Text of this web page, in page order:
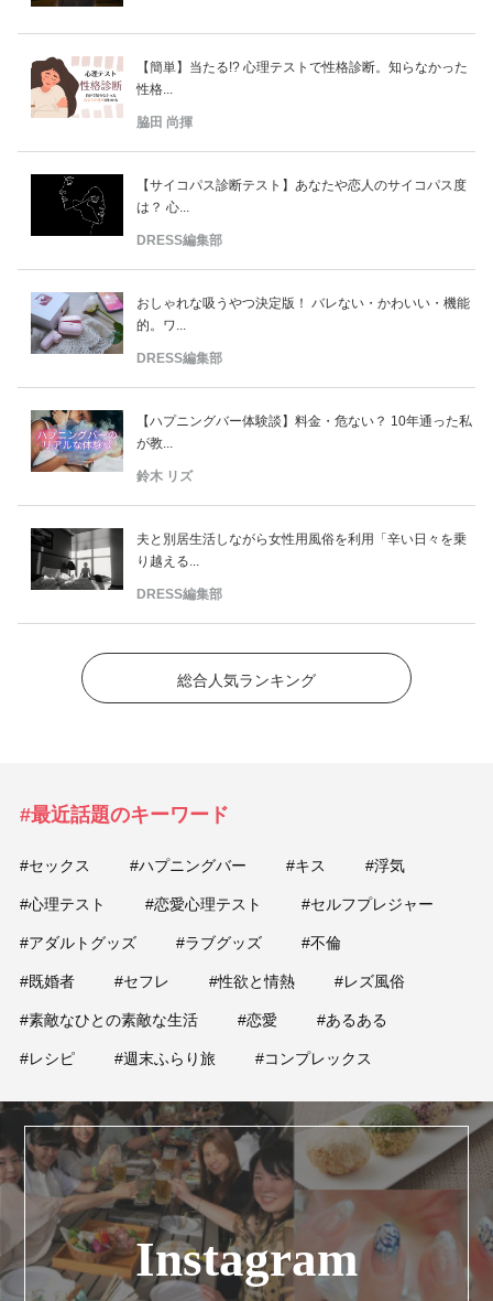
【簡単】当たる!? 心理テストで性格診断。知らなかった
性格...
脇田 尚揮
【サイコパス診断テスト】あなたや恋人のサイコパス度
は？ 心...
DRESS編集部
おしゃれな吸うやつ決定版！ バレない・かわいい・機能
的。ワ...
DRESS編集部
【ハプニングバー体験談】料金・危ない？ 10年通った私
が教...
鈴木 リズ
夫と別居生活しながら女性用風俗を利用「辛い日々を乗
り越える...
DRESS編集部
総合人気ランキング
#最近話題のキーワード
#セックス #ハプニングバー #キス #浮気
#心理テスト #恋愛心理テスト #セルフプレジャー
#アダルトグッズ #ラブグッズ #不倫
#既婚者 #セフレ #性欲と情熱 #レズ風俗
#素敵なひとの素敵な生活 #恋愛 #あるある
#レシピ #週末ふらり旅 #コンプレックス
Instagram